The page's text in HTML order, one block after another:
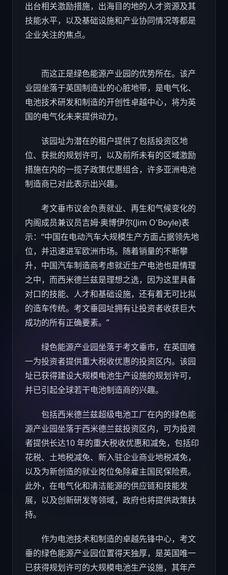
出台相关激励措施，出海目的地的人才资源及其
技能水平，以及基础设施和产业协同情况等都是
企业关注的焦点。
而这正是绿色能源产业园的优势所在。该产
业园坐落于英国制造业的心脏地带，是电气化、
电池技术研发和制造的开创性卓越中心，将为英
国的电气化未来提供动力。
该园址为潜在的租户提供了包括投资区地
位、获批的规划许可，以及前所未有的区域激励
措施在内的一揽子政策优惠组合，许多亚洲电池
制造商已对此表示出兴趣。
考文垂市议会负责就业、再生和气候变化的
内阁成员兼议员吉姆·奥博伊尔(Jim O'Boyle)表
示：“中国在电动汽车大规模生产方面占据领先地
位，并迅速进军欧洲市场。随着销量的不断攀
升，中国汽车制造商考虑就近生产电池也是情理
之中，而西米德兰兹是理想之选，因为这里具备
对口的技能、人才和基础设施，还有着无可比拟
的造车传统。考文垂园址拥有让投资者收获巨大
成功的所有正确要素。”
绿色能源产业园坐落于考文垂市，在英国唯
一为投资者提供重大税收优惠的投资区内。该园
址已获得建设大规模电池生产设施的规划许可，
并已引起全球若干电池制造商的兴趣。
包括西米德兰兹超级电池工厂在内的绿色能
源产业园坐落于西米德兰兹投资区内，可为投资
者提供长达10 年的重大税收优惠和减免，包括印
花税、土地税减免、新入驻企业商业地税减免，
以及为新创造的就业岗位免除雇主国民保险费。
此外，在电气化和清洁能源的供应链和技能发
展，以及创新研发等领域，政府也将提供政策扶
持。
作为电池技术和制造的卓越先锋中心，考文
垂的绿色能源产业园位置得天独厚，是英国唯一
已获得规划许可的大规模电池生产设施，其年产